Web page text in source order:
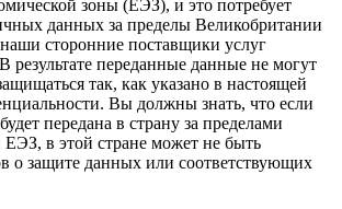
зоны (ЕЭЗ), и это потребует
данных за пределы Великобритании
сторонние поставщики услуг
переданные данные не могут
так, как указано в настоящей
Вы должны знать, что если
передана в страну за пределами
в этой стране может не быть
о защите данных или соответствующих